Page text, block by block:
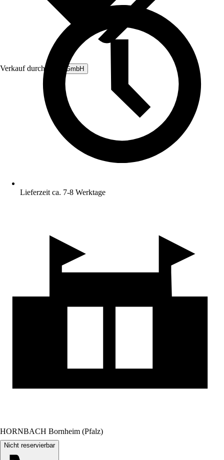
Verkauf durch: B&L GmbH
Lieferzeit ca. 7-8 Werktage
HORNBACH Bornheim (Pfalz)
Nicht reservierbar